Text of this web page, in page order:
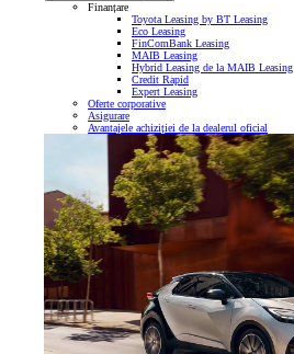
Finanțare
Toyota Leasing by BT Leasing
Eco Leasing
FinComBank Leasing
MAIB Leasing
Hybrid Leasing de la MAIB Leasing
Credit Rapid
Expert Leasing
Oferte corporative
Asigurare
Avantajele achiziției de la dealerul oficial